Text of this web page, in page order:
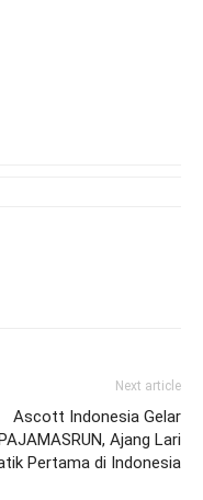
Next article
Ascott Indonesia Gelar
Ajang Lari
Pertama di Indonesia